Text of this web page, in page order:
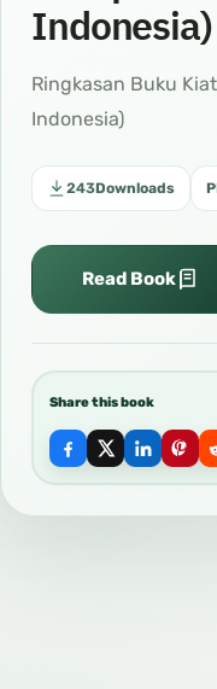
Indonesia)
Ringkasan Buku
Indonesia)
243Downloads
Read Book
Share this book